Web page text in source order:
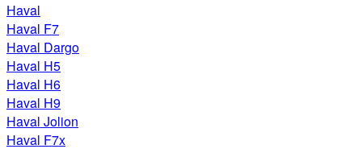
Haval
Haval F7
Haval Dargo
Haval H5
Haval H6
Haval H9
Haval Jolion
Haval F7x